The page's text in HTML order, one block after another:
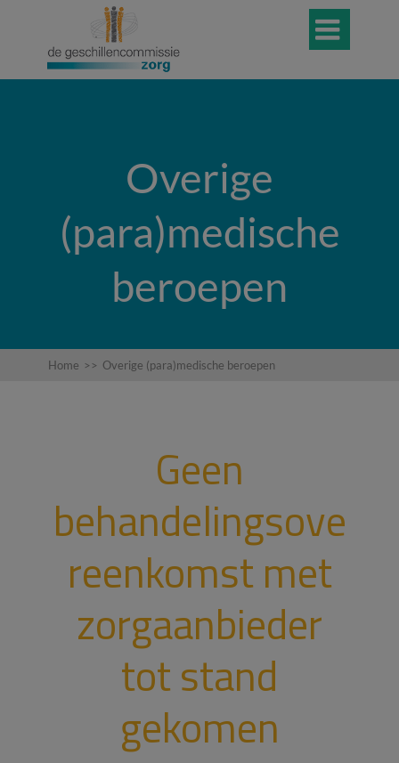

Overige
(para)medische
beroepen
Home >> Overige (para)medische beroepen
Geen
behandelingsove
reenkomst met
zorgaanbieder
tot stand
gekomen